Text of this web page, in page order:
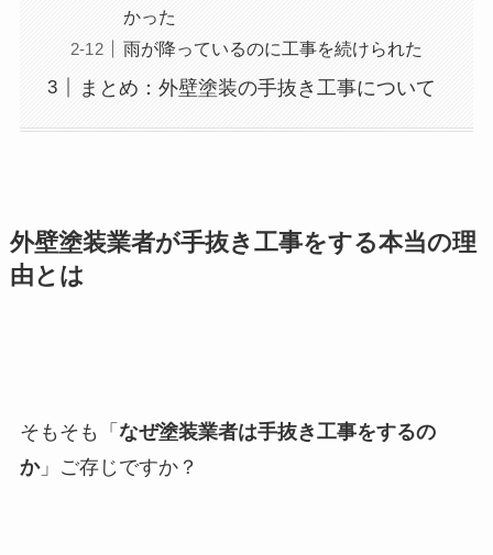
かった
雨が降っているのに工事を続けられた
まとめ：外壁塗装の手抜き工事について
外壁塗装業者が手抜き工事をする本当の理
由とは
そもそも「 なぜ塗装業者は手抜き工事をするの
か」ご存じですか？